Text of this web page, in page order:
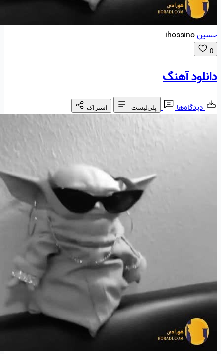
حسینihossino
0
دانلود آهنگ
دیدگاه‌ها پلی‌لیست اشتراک